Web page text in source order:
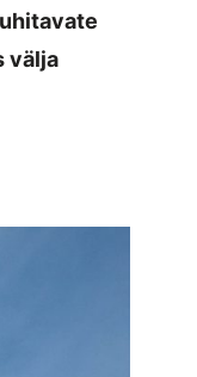
välja